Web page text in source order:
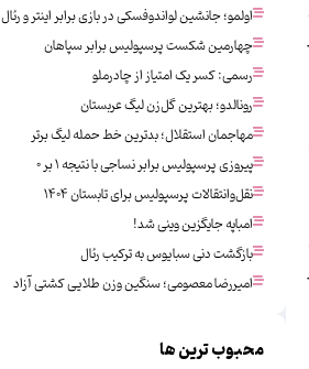
اولمو؛ جانشین لواندوفسکی در بازی برابر اینتر و رئال
چهارمین شکست پرسپولیس برابر سپاهان
رسمی: کسر یک امتیاز از چادرملو
رونالدو؛ بهترین گل‌زن لیگ عربستان
مهاجمان استقلال؛ بدترین خط حمله لیگ برتر
پیروزی پرسپولیس برابر نساجی با نتیجه ۱ بر ۰
نقل‌وانتقالات پرسپولیس برای تابستان ۱۴۰۴
امباپه جایگزین وینی شد!
بازگشت دنی سبایوس به ترکیب رئال
امیررضا معصومی؛ سنگین وزن طلایی کشتی آزاد
محبوب ترین ها